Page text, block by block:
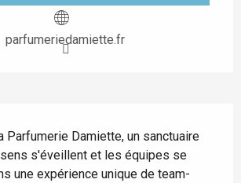
parfumeriedamiette.fr
Parfumerie Damiette, un sanctuaire
s'éveillent et les équipes se
une expérience unique de team-